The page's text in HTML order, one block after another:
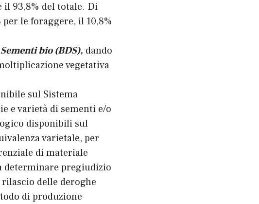
il 93,8% del totale. Di
le foraggere, il 10,8%
bio (BDS), dando
vegetativa
sul Sistema
e varietà di sementi e/o
disponibili sul
varietale, per
di materiale
determinare pregiudizio
delle deroghe
di produzione